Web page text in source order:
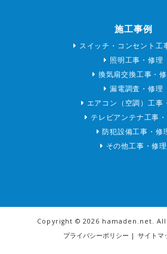
施工事例
スイッチ・コンセント工
照明工事・修理
換気扇交換工事・
漏電調査・修理
エアコン（空調）工事
テレビアンテナ工事
防犯設備工事・修
その他工事・修理
Copyright ©2026 hamaden.net.
プライバシーポリシー | サイトマ